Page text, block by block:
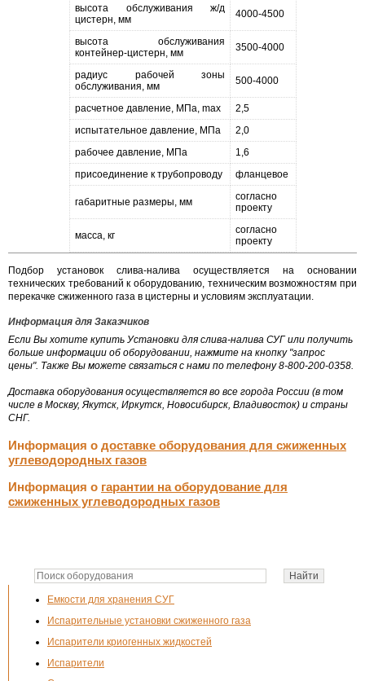
Емкости для хранения СУГ
Испарительные установки сжиженного газа
Испарители криогенных жидкостей
Испарители
высота обслуживания ж/д
цистерн, мм
4000-4500
высота обслуживания
контейнер-цистерн, мм
3500-4000
радиус рабочей зоны
обслуживания, мм
500-4000
расчетное давление, МПа, max
2,5
испытательное давление, МПа
2,0
рабочее давление, МПа
1,6
присоединение к трубопроводу
фланцевое
габаритные размеры, мм
согласно
проекту
масса, кг
согласно
проекту
Подбор установок слива-налива осуществляется на основании
технических требований к оборудованию, техническим возможностям при
перекачке сжиженного газа в цистерны и условиям эксплуатации.
Информация для Заказчиков
Если Вы хотите купить Установки для слива-налива СУГ или получить
больше информации об оборудовании, нажмите на кнопку "запрос
цены". Также Вы можете связаться с нами по телефону 8-800-200-0358.
Доставка оборудования осуществляется во все города России (в том
числе в Москву, Якутск, Иркутск, Новосибирск, Владивосток) и страны
СНГ.
Информация о доставке оборудования для сжиженных
углеводородных газов
Информация о гарантии на оборудование для
сжиженных углеводородных газов